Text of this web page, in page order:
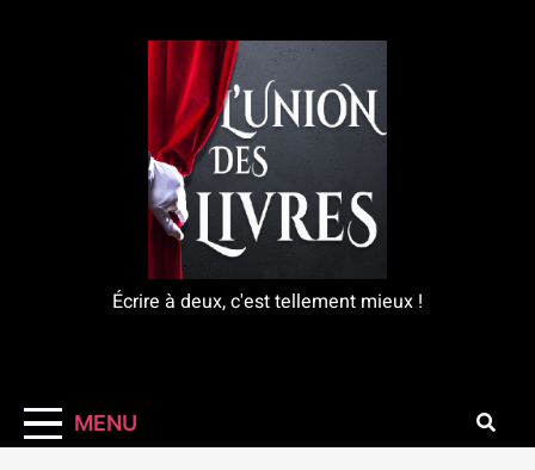
L'Union Des Livres
Écrire à deux, c'est tellement mieux !
MENU